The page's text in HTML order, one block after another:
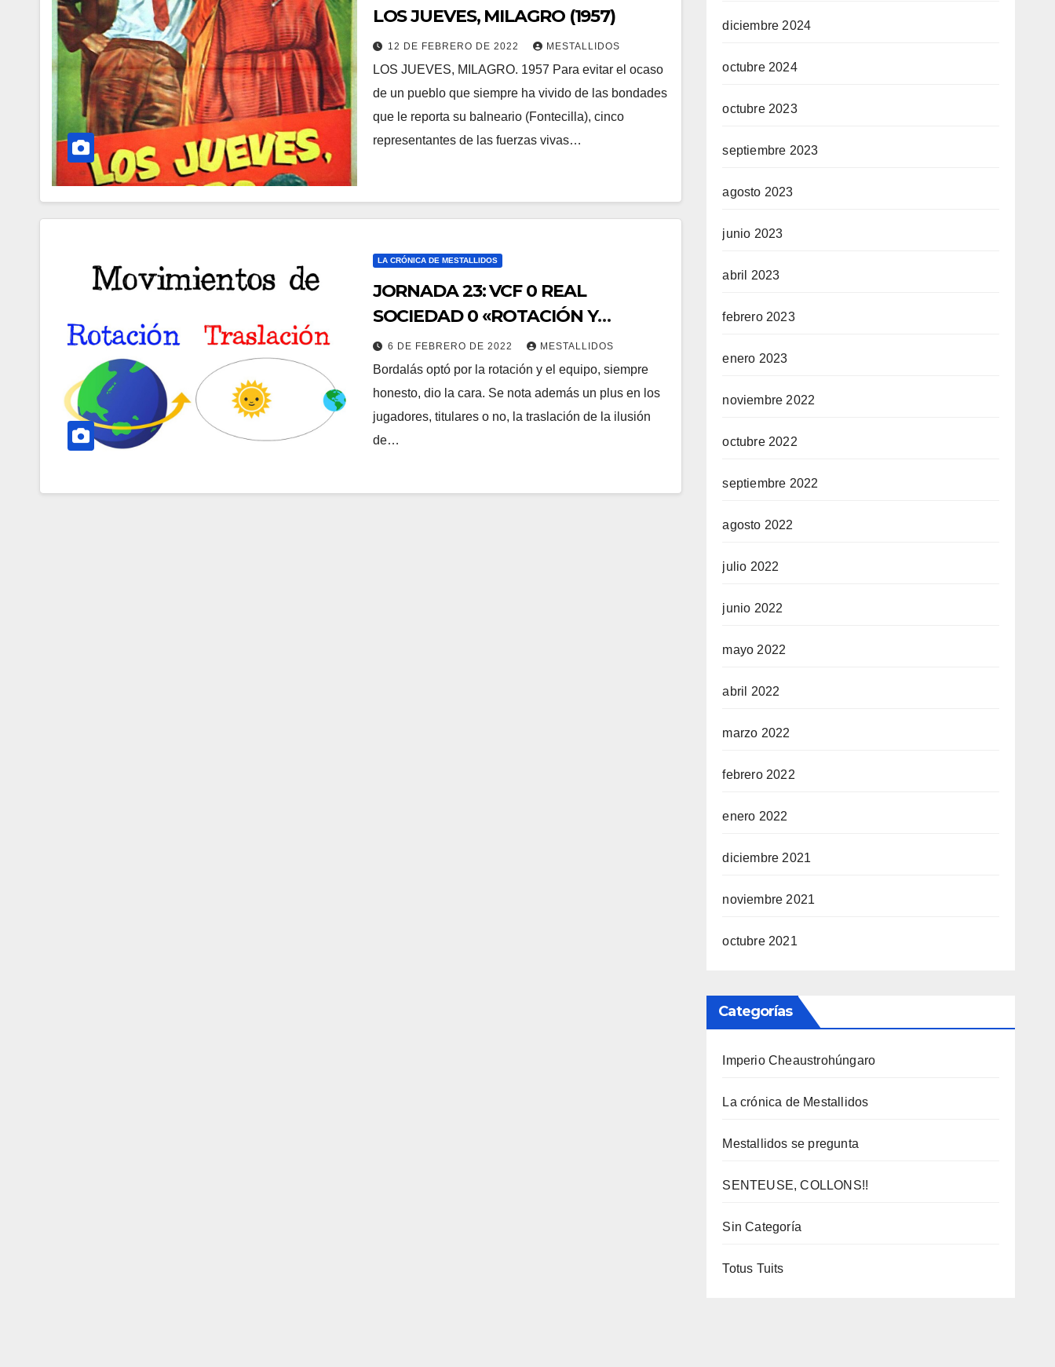
LOS JUEVES, MILAGRO (1957)
12 DE FEBRERO DE 2022 MESTALLIDOS
LOS JUEVES, MILAGRO. 1957 Para evitar el ocaso
de un pueblo que siempre ha vivido de las bondades
que le reporta su balneario (Fontecilla), cinco
representantes de las fuerzas vivas…
LA CRÓNICA DE MESTALLIDOS
JORNADA 23: VCF 0 REAL
SOCIEDAD 0 «ROTACIÓN Y
TRASLACIÓN»
6 DE FEBRERO DE 2022 MESTALLIDOS
Bordalás optó por la rotación y el equipo, siempre
honesto, dio la cara. Se nota además un plus en los
jugadores, titulares o no, la traslación de la ilusión
de…
diciembre 2024
octubre 2024
octubre 2023
septiembre 2023
agosto 2023
junio 2023
abril 2023
febrero 2023
enero 2023
noviembre 2022
octubre 2022
septiembre 2022
agosto 2022
julio 2022
junio 2022
mayo 2022
abril 2022
marzo 2022
febrero 2022
enero 2022
diciembre 2021
noviembre 2021
octubre 2021
Categorías
Imperio Cheaustrohúngaro
La crónica de Mestallidos
Mestallidos se pregunta
SENTEUSE, COLLONS!!
Sin Categoría
Totus Tuits